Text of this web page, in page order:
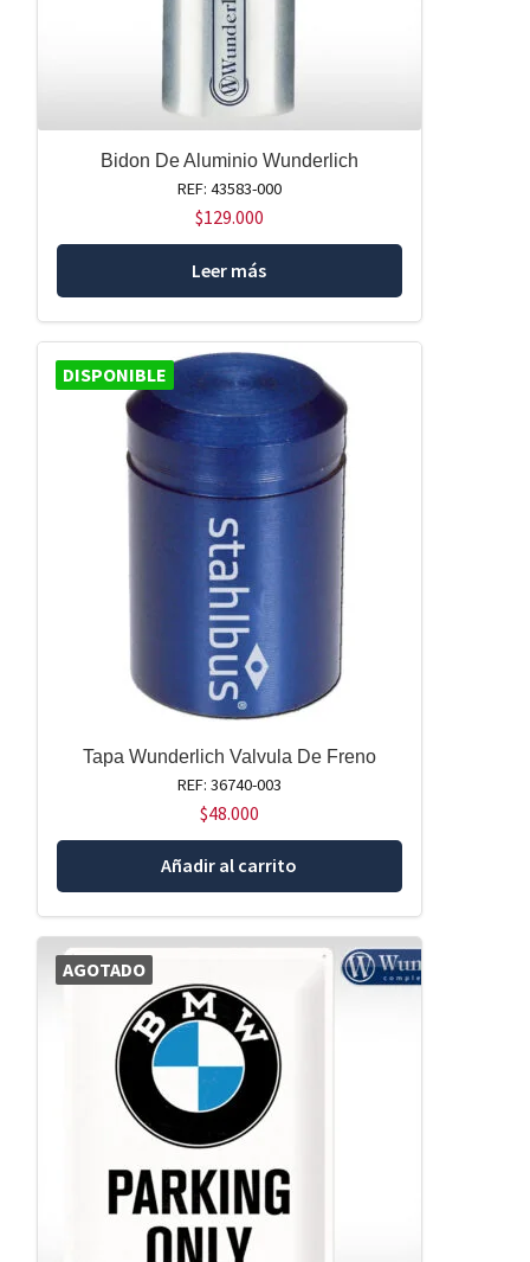
Bidon De Aluminio Wunderlich
REF: 43583-000
$129.000
Leer más
DISPONIBLE
Tapa Wunderlich Valvula De Freno
REF: 36740-003
$48.000
Añadir al carrito
AGOTADO